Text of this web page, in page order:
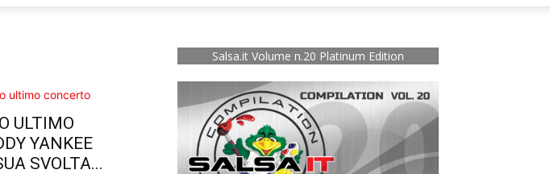
ULTIMO
YANKEE
SVOLTA...
Salsa.it Volume n.20 Platinum Edition